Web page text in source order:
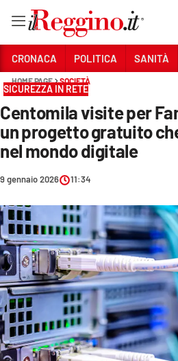
Sezioni
CRONACA
POLITICA
SANITÀ
AMBIENTE
SOCIETÀ
CULTURA
ECONOMIA E LAVORO
EVENTI
SPORT
CRONACA POLITICA SANITÀ
HOME PAGE SOCIETÀ
SICUREZZA IN RETE
Centomila visite per
un progetto gratuito
nel mondo digitale
9 gennaio 2026 11:34